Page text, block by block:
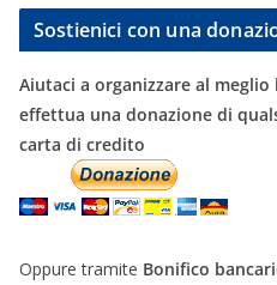
Sostienici con una
Aiutaci a organizzare al meglio
effettua una donazione di
carta di credito
Oppure tramite Bonifico